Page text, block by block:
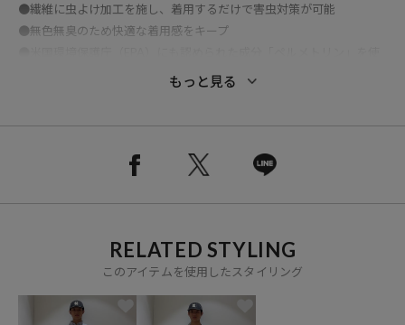
●繊維に虫よけ加工を施し、着用するだけで害虫対策が可能
●無色無臭のため快適な着用感をキープ
●適度にゆとりのあるリラックスシルエット
ナイロンパンツやショーツと合わせたアウトドアスタイルはもちろ
ん、デニムやカーゴパンツと合わせたタウンユースにもおすすめ。裾
スタイリングのアクセントとしても活躍します。キャンプやフェスな
もっと見る
RELATED STYLING
このアイテムを使用したスタイリング